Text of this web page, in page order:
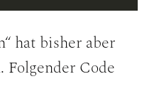
hat bisher aber
Code